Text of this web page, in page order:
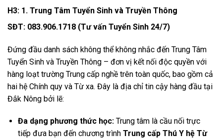
H3: 1. Trung Tâm Tuyển Sinh và Truyền Thông
SĐT: 083.906.1718 (Tư vấn Tuyển Sinh 24/7)
Đứng đầu danh sách không thể không nhắc đến Trung Tâm
Tuyển Sinh và Truyền Thông – đơn vị kết nối độc quyền với
hàng loạt trường Trung cấp nghề trên toàn quốc, bao gồm cả
hai hệ Chính quy và Từ xa. Đây là địa chỉ tin cậy hàng đầu tại
Đắk Nông bởi lẽ:
Đa dạng phương thức học:Trung tâm là cầu nối trực
tiếp đưa bạn đến chương trình Trung cấp Thú Y hệ Từ